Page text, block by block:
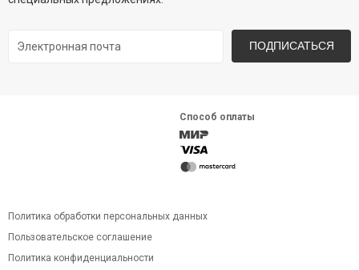
ПОДПИСАТЬСЯ
Способ оплаты
Политика обработки персональных данных
Пользовательское соглашение
Политика конфиденциальности